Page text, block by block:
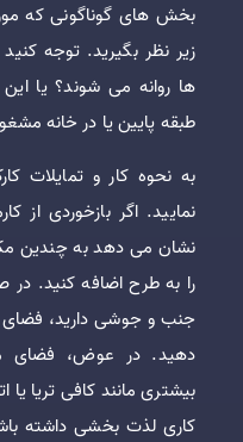
بخش های گوناگونی که
زیر نظر بگیرید. توجه
ها روانه می شوند؟ یا
طبقه پایین یا در خانه
به نحوه کار و تمایلات
نمایید. اگر بازخوردی از
نشان می دهد به چندین
را به طرح اضافه کنید. در
جنب و جوشی دارید،
دهید. در عوض، فضای
بیشتری مانند کافی تریا یا
کاری لذت بخشی داشته